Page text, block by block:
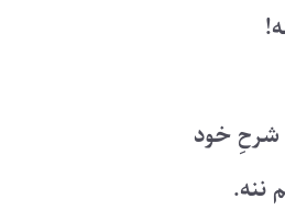
شرحِ خود
ننه.